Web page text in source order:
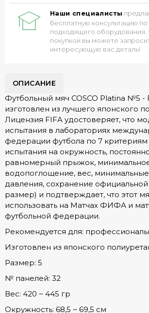
Наши специалисты
бесплатную консультацию
подходящего
покупкой вы можете
интересующую вас деталь!
ОПИСАНИЕ
Футбольный мяч COSCO Platina №5 -
изготовлен из лучшего японского
Лицензия FIFA удостоверяет, что
испытания в лабораториях
федерации футбола по 7
испытания на окружность,
равномерный прыжок,
водопоглощение, вес,
давления, сохранение
размер) и подтверждает, что этот
использовать на Матчах ФИФА и
футбольной федерации.
Рекомендуется для:
Изготовлен из японского
Размер: 5
№ панелей: 32
Вес: 420 ~ 445 гр
Окружность: 68,5 ~ 69,5 см